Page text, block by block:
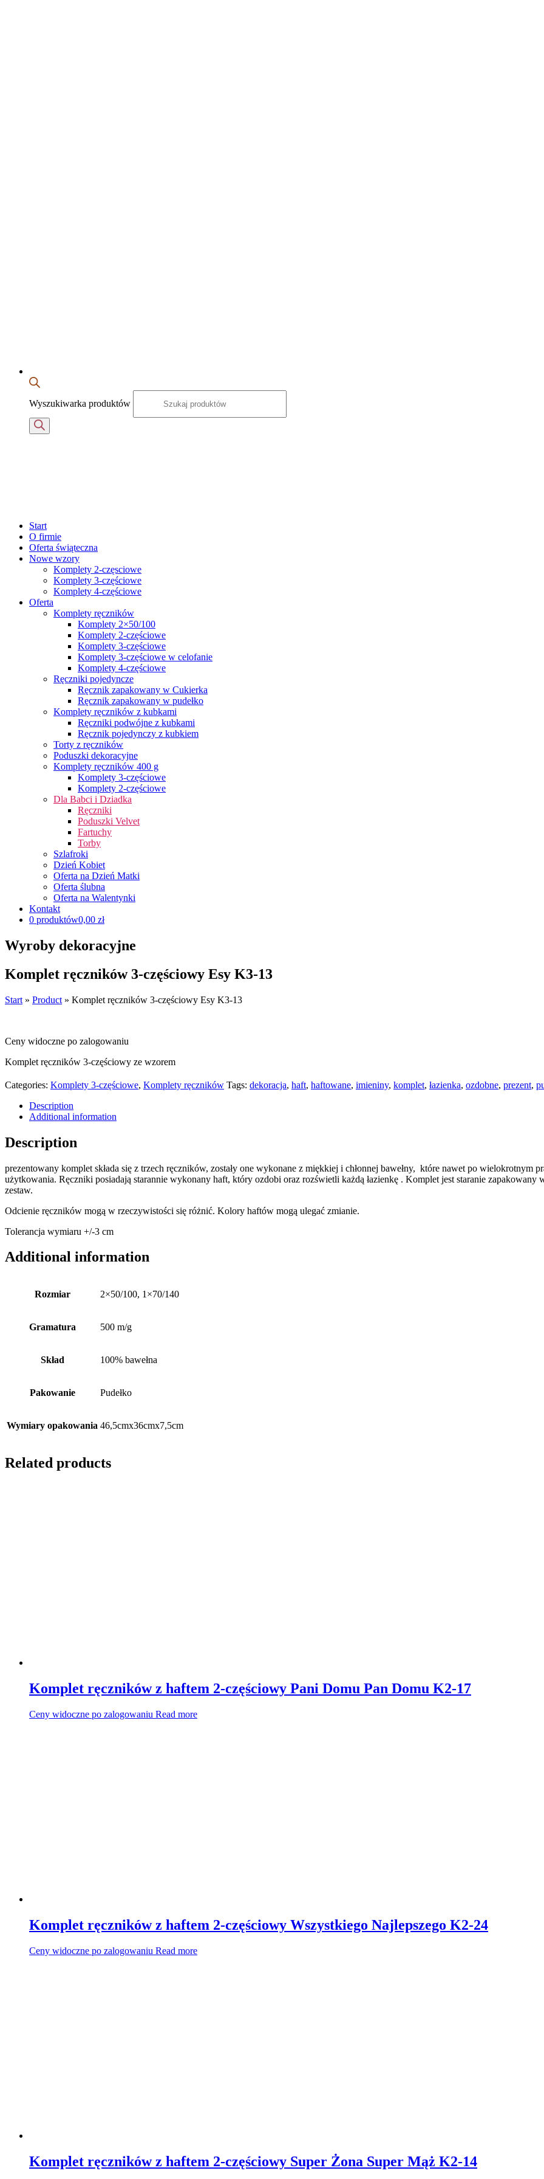
Wyszukiwarka produktów
Start
O firmie
Oferta świąteczna
Nowe wzory
Komplety 2-częsciowe
Komplety 3-częściowe
Komplety 4-częściowe
Oferta
Komplety ręczników
Komplety 2×50/100
Komplety 2-częściowe
Komplety 3-częściowe
Komplety 3-częściowe w celofanie
Komplety 4-częściowe
Ręczniki pojedyncze
Ręcznik zapakowany w Cukierka
Ręcznik zapakowany w pudełko
Komplety ręczników z kubkami
Ręczniki podwójne z kubkami
Ręcznik pojedynczy z kubkiem
Torty z ręczników
Poduszki dekoracyjne
Komplety ręczników 400 g
Komplety 3-częściowe
Komplety 2-częściowe
Dla Babci i Dziadka
Ręczniki
Poduszki Velvet
Fartuchy
Torby
Szlafroki
Dzień Kobiet
Oferta na Dzień Matki
Oferta ślubna
Oferta na Walentynki
Kontakt
0 produktów0,00 zł
Wyroby dekoracyjne
Komplet ręczników 3-częściowy Esy K3-13
Start » Product » Komplet ręczników 3-częściowy Esy K3-13
Ceny widoczne po zalogowaniu
Komplet ręczników 3-częściowy ze wzorem
Categories: Komplety 3-częściowe, Komplety ręczników Tags: dekoracja, haft, haftowane, imieniny, komplet, łazienka, ozdobne, prezent,
Description
Additional information
Description
prezentowany komplet składa się z trzech ręczników, zostały one wykonane z miękkiej i chłonnej bawełny, które nawet po wielokrotnym
użytkowania. Ręczniki posiadają starannie wykonany haft, który ozdobi oraz rozświetli każdą łazienkę . Komplet jest staranie
zestaw.
Odcienie ręczników mogą w rzeczywistości się różnić. Kolory haftów mogą ulegać zmianie.
Tolerancja wymiaru +/-3 cm
Additional information
Rozmiar 2×50/100, 1×70/140
Gramatura 500 m/g
Skład 100% bawełna
Pakowanie Pudełko
Wymiary opakowania 46,5cmx36cmx7,5cm
Related products
Komplet ręczników z haftem 2-częściowy Pani Domu Pan Domu K2-17
Ceny widoczne po zalogowaniu Read more
Komplet ręczników z haftem 2-częściowy Wszystkiego Najlepszego K2-24
Ceny widoczne po zalogowaniu Read more
Komplet ręczników z haftem 2-częściowy Super Żona Super Mąż K2-14